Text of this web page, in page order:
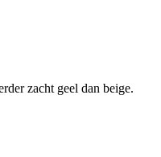
zacht geel dan beige.